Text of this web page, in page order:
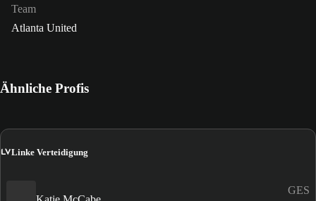
Team
Atlanta United
Ähnliche Profis
LVLinke Verteidigung
GES